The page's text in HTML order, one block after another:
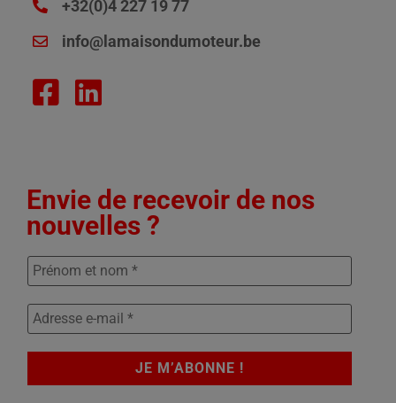
+32(0)4 227 19 77
info@lamaisondumoteur.be
Envie de recevoir de nos
nouvelles ?